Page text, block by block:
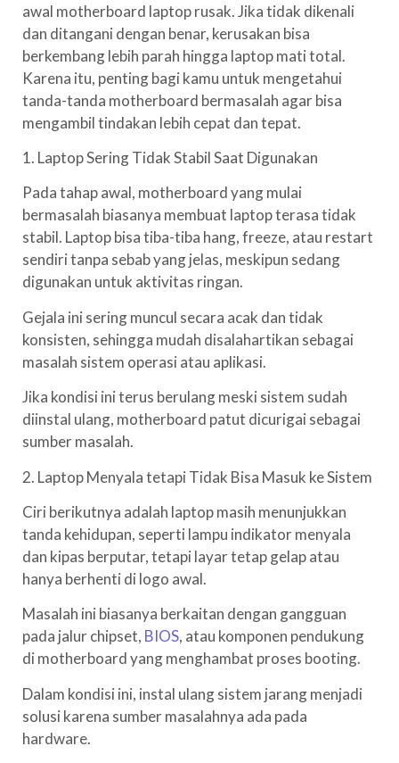
awal motherboard laptop rusak. Jika tidak dikenali
dan ditangani dengan benar, kerusakan bisa
berkembang lebih parah hingga laptop mati total.
Karena itu, penting bagi kamu untuk mengetahui
tanda-tanda motherboard bermasalah agar bisa
mengambil tindakan lebih cepat dan tepat.
1. Laptop Sering Tidak Stabil Saat Digunakan
Pada tahap awal, motherboard yang mulai
bermasalah biasanya membuat laptop terasa tidak
stabil. Laptop bisa tiba-tiba hang, freeze, atau restart
sendiri tanpa sebab yang jelas, meskipun sedang
digunakan untuk aktivitas ringan.
Gejala ini sering muncul secara acak dan tidak
konsisten, sehingga mudah disalahartikan sebagai
masalah sistem operasi atau aplikasi.
Jika kondisi ini terus berulang meski sistem sudah
diinstal ulang, motherboard patut dicurigai sebagai
sumber masalah.
2. Laptop Menyala tetapi Tidak Bisa Masuk ke Sistem
Ciri berikutnya adalah laptop masih menunjukkan
tanda kehidupan, seperti lampu indikator menyala
dan kipas berputar, tetapi layar tetap gelap atau
hanya berhenti di logo awal.
Masalah ini biasanya berkaitan dengan gangguan
pada jalur chipset, BIOS, atau komponen pendukung
di motherboard yang menghambat proses booting.
Dalam kondisi ini, instal ulang sistem jarang menjadi
solusi karena sumber masalahnya ada pada
hardware.